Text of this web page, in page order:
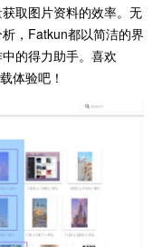
取图片资料的效率。无
，Fatkun都以简洁的界
的得力助手。喜欢
体验吧！